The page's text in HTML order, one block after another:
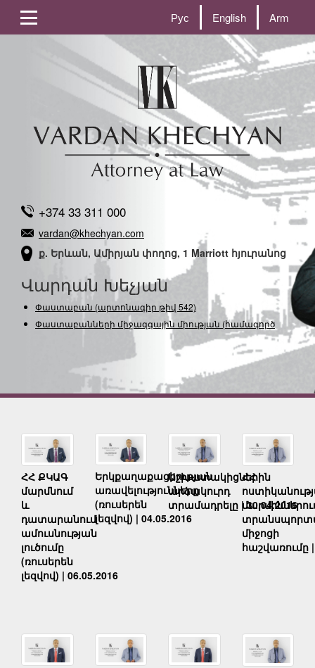
Рус English Arm
+374 33 311 000
vardan@khechyan.com
ք. Երևան, Ամիրյան փողոց, 1 Marriott հյուրանոց
Վարդան Խեչյան
Փաստաբան (արտոնագիր թիվ 542)
Փաստաբանների միջազգային միության
ՀՀ ՔԿԱԳ
մարմնում
և
դատարանում
ամուսնության
լուծումը
(ռուսերեն
լեզվով) | 06.05.2016
Երկքաղաքացիության
առավելությունները
(ռուսերեն
լեզվով) | 04.05.2016
Աշխատակիցներին
արձակուրդ
տրամադրելը | 30.04.2016
ՀՀ
միջոցի
հաշվառումը |